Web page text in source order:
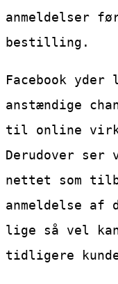
anmeldelser
bestilling.
Facebook
anstændige
til online
Derudover ser
nettet som
anmeldelse af
lige så vel
tidligere